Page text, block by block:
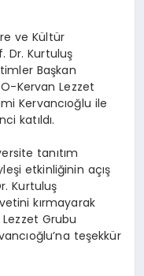
ve Kültür
Dr. Kurtuluş
Başkan
Kervan Lezzet
Kervancıoğlu ile
katıldı.
tanıtım
etkinliğinin açış
Kurtuluş
kırmayarak
Grubu
teşekkür